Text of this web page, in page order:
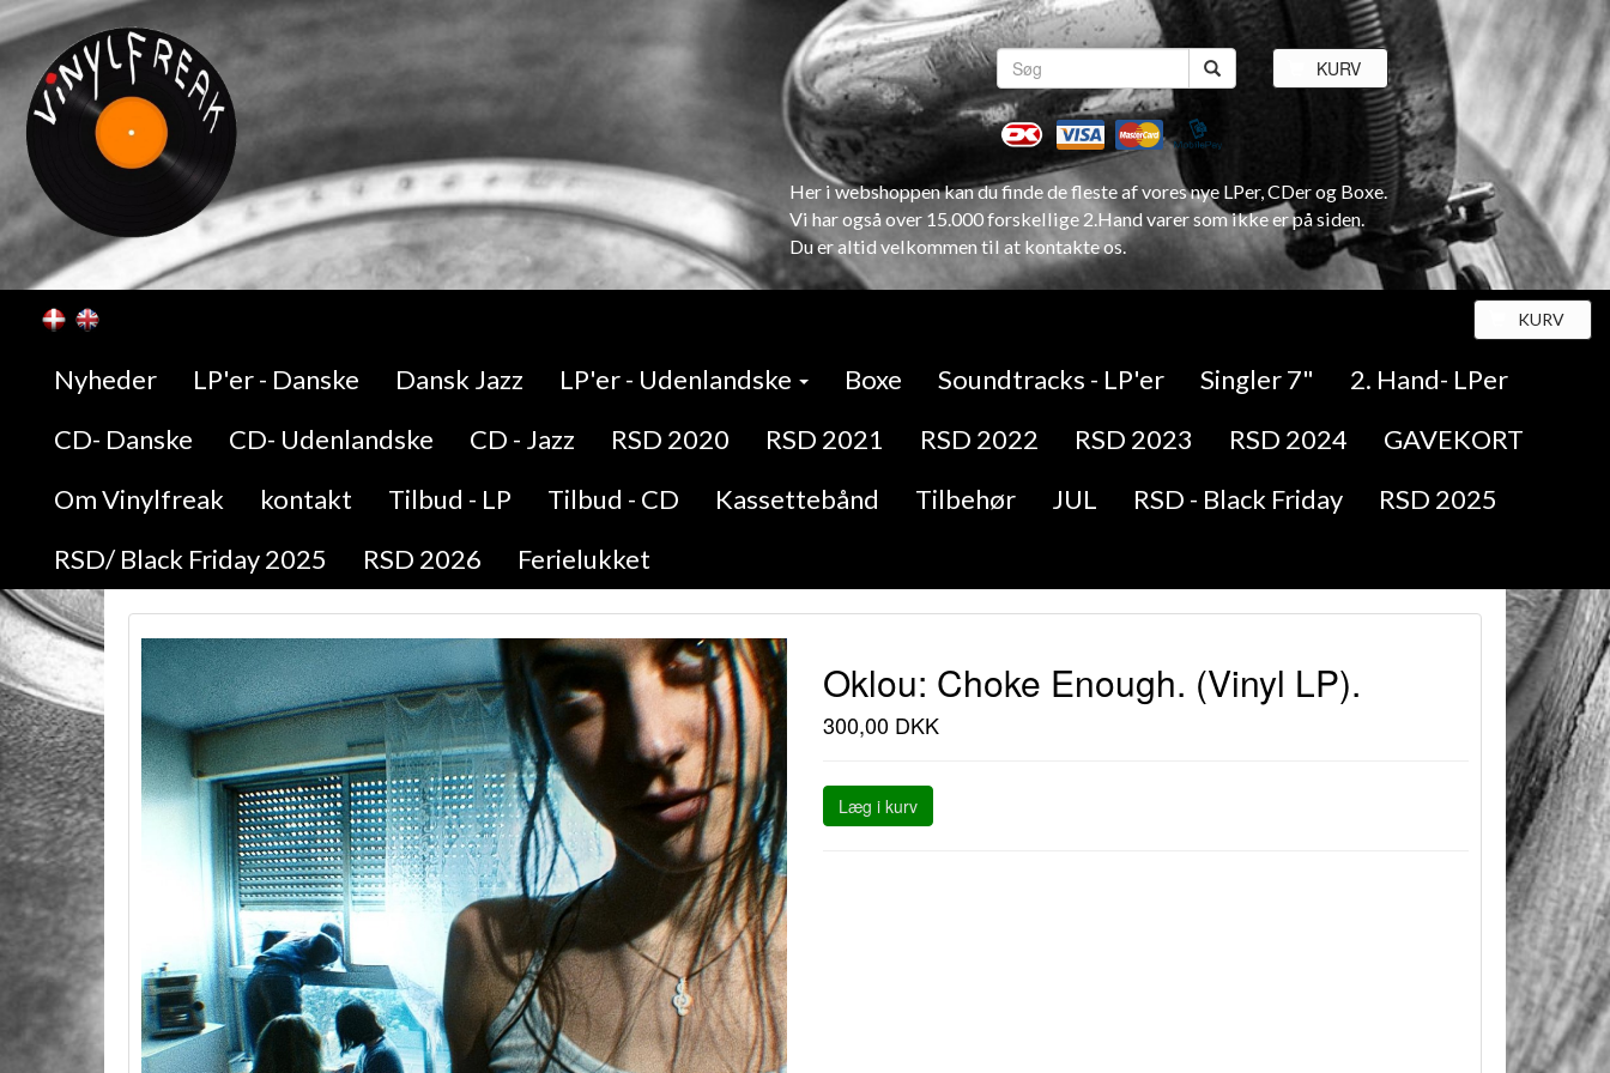
KURV
Her i webshoppen kan du finde de fleste af vores nye LPer, CDer og Boxe.
Vi har også over 15.000 forskellige 2.Hand varer som ikke er på siden.
Du er altid velkommen til at kontakte os.
KURV
Nyheder LP'er - Danske Dansk Jazz LP'er - Udenlandske Boxe Soundtracks - LP'er Singler 7"
2. Hand- LPer
CD- Danske
CD- Udenlandske CD - Jazz RSD 2020 RSD 2021 RSD 2022 RSD 2023 RSD 2024
GAVEKORT
Om Vinylfreak
kontakt Tilbud - LP Tilbud - CD Kassettebånd Tilbehør JUL RSD - Black Friday
RSD 2025
RSD/ Black Friday 2025
RSD 2026 Ferielukket
Oklou: Choke Enough. (Vinyl LP).
300,00 DKK
Læg i kurv